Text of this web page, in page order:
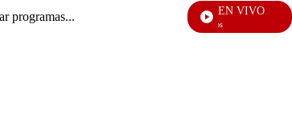
Entrada
de
EN VIVO
Vecinos